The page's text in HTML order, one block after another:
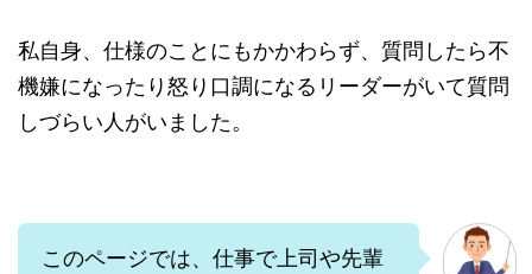
私自身、仕様のことにもかかわらず、質問したら不
機嫌になったり怒り口調になるリーダーがいて質問
しづらい人がいました。
このページでは、仕事で上司や先輩